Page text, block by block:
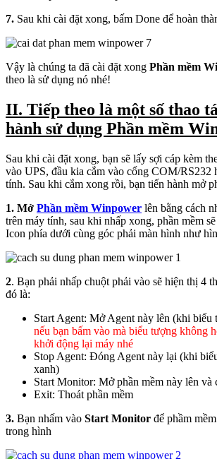
7. Sau khi cài đặt xong, bấm Done để hoàn
Vậy là chúng ta đã cài đặt xong Phần mềm
theo là sử dụng nó nhé!
II. Tiếp theo là một số thao
hành sử dụng Phần mềm
Sau khi cài đặt xong, bạn sẽ lấy sợi cáp kèm
vào UPS, đầu kia cắm vào cổng COM/RS232
tính. Sau khi cắm xong rồi, bạn tiến hành mở
1. Mở Phần mềm Winpower lên bằng cách
trên máy tính, sau khi nhấp xong, phần mềm
Icon phía dưới cùng góc phải màn hình như
2. Bạn phải nhấp chuột phải vào sẽ hiện thị 4
đó là:
Start Agent: Mở Agent này lên (khi biểu
nếu bạn bấm vào mà biểu tượng không
khởi động lại máy nhé
Stop Agent: Đóng Agent này lại (khi
xanh)
Start Monitor: Mở phần mềm này lên và
Exit: Thoát phần mềm
3. Bạn nhấm vào Start Monitor để phầm
trong hình